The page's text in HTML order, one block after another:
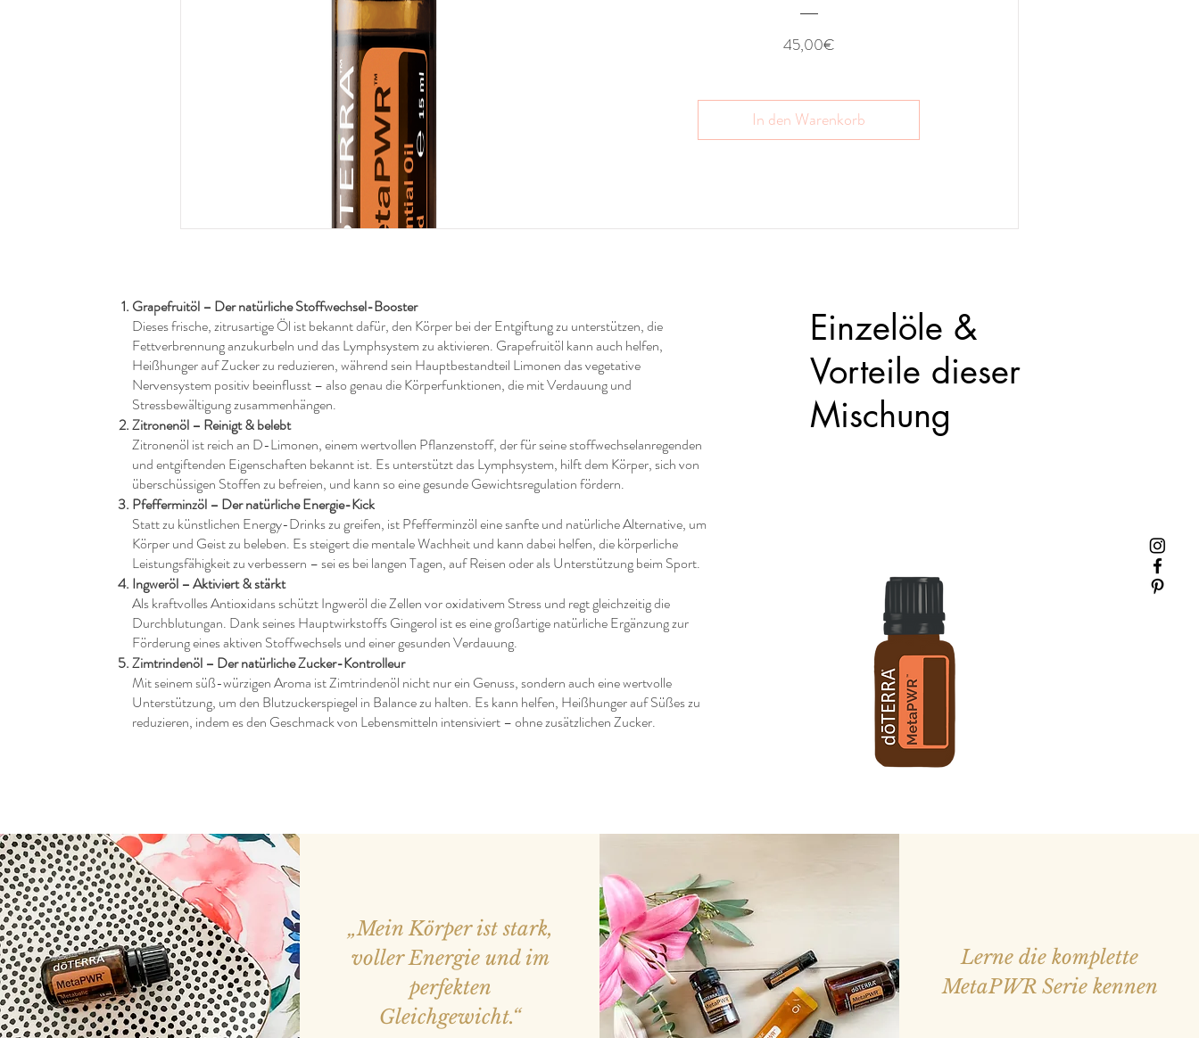
45,00€Preis
In den Warenkorb
Grapefruitöl – Der natürliche Stoffwechsel-Booster
Dieses frische, zitrusartige Öl ist bekannt dafür, den Körper bei der Entgiftung zu unterstützen, die
Fettverbrennung anzukurbeln und das Lymphsystem zu aktivieren. Grapefruitöl kann auch helfen,
Heißhunger auf Zucker zu reduzieren, während sein Hauptbestandteil Limonen das vegetative
Nervensystem positiv beeinflusst – also genau die Körperfunktionen, die mit Verdauung und
Stressbewältigung zusammenhängen.
Zitronenöl – Reinigt & belebt
Zitronenöl ist reich an D-Limonen, einem wertvollen Pflanzenstoff, der für seine stoffwechselanregenden
und entgiftenden Eigenschaften bekannt ist. Es unterstützt das Lymphsystem, hilft dem Körper, sich von
überschüssigen Stoffen zu befreien, und kann so eine gesunde Gewichtsregulation fördern.
Pfefferminzöl – Der natürliche Energie-Kick
Statt zu künstlichen Energy-Drinks zu greifen, ist Pfefferminzöl eine sanfte und natürliche Alternative, um
Körper und Geist zu beleben. Es steigert die mentale Wachheit und kann dabei helfen, die körperliche
Leistungsfähigkeit zu verbessern – sei es bei langen Tagen, auf Reisen oder als Unterstützung beim Sport.
Ingweröl – Aktiviert & stärkt
Als kraftvolles Antioxidans schützt Ingweröl die Zellen vor oxidativem Stress und regt gleichzeitig die
Durchblutungan. Dank seines Hauptwirkstoffs Gingerol ist es eine großartige natürliche Ergänzung zur
Förderung eines aktiven Stoffwechsels und einer gesunden Verdauung.
Zimtrindenöl – Der natürliche Zucker-Kontrolleur
Mit seinem süß-würzigen Aroma ist Zimtrindenöl nicht nur ein Genuss, sondern auch eine wertvolle
Unterstützung, um den Blutzuckerspiegel in Balance zu halten. Es kann helfen, Heißhunger auf Süßes zu
reduzieren, indem es den Geschmack von Lebensmitteln intensiviert – ohne zusätzlichen Zucker.
Einzelöle &
Vorteile dieser
Mischung
„Mein Körper ist stark,
voller Energie und im
perfekten
Gleichgewicht.“
Lerne die komplette
MetaPWR Serie kennen